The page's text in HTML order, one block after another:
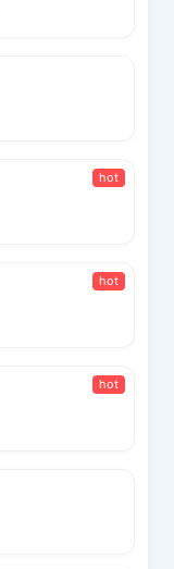
hot
hot
hot